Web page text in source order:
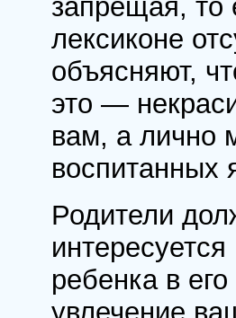
запрещая, то
лексиконе
объясняют,
это —
вам, а лично
воспитанных
Родители
ребенка в